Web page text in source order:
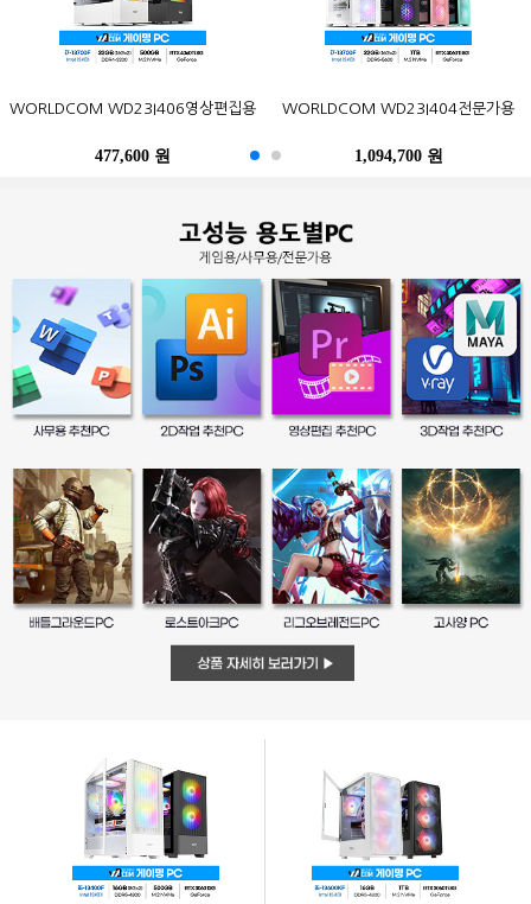
WORLDCOM WD23I406영상편집용
477,600 원
WORLDCOM WD23I404전문가용
1,094,700 원
120W nonVESA M.2 대원씨티에스
588,600 원
1605 M2 피씨디렉트 (4GB, M2
522,500 원
삼성전자 오디세이 G5 C32G54T
369,000 원
LG전자 울트라기어 24GN600
218,000 원
삼성전자 2019 노트북9 Always
NT930XBE-K58 (기본)
1,580,500 원
포유디지탈 iMUZ 컨버터 탭 14 PRO
(SSD 256GB)
469,800 원
삼성전자 잉크젯 플러스S 정품 무한
SL-T1670 (무한잉크)
179,000 원
Epson 정품 무한 L3256 (무한잉크)
273,800 원